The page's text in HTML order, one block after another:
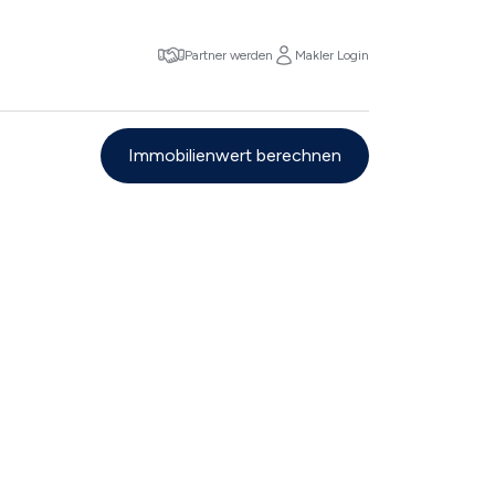
Partner werden Makler Login
Immobilienwert berechnen